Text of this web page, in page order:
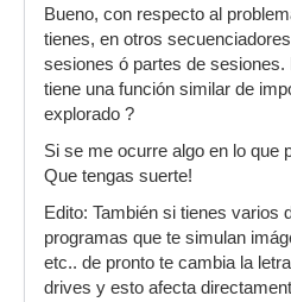
Bueno, con respecto al
tienes, en otros
sesiones ó partes de sesiones.
tiene una función similar de
explorado ?
Si se me ocurre algo en lo que
Que tengas suerte!
Edito: También si tienes varios
programas que te simulan
etc.. de pronto te cambia la
drives y esto afecta